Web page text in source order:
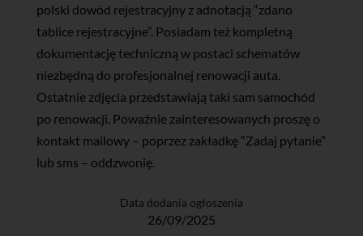
polski dowód rejestracyjny z adnotacją “zdano
tablice rejestracyjne”. Posiadam też kompletną
dokumentację techniczną w postaci schematów
niezbędną do profesjonalnej renowacji auta.
Ostatnie zdjęcia przedstawiają taki sam samochód
po renowacji. Poważnie zainteresowanych proszę o
kontakt mailowy – poprzez zakładkę “Zadaj pytanie”
lub sms – oddzwonię.
Data dodania ogłoszenia
26/09/2025